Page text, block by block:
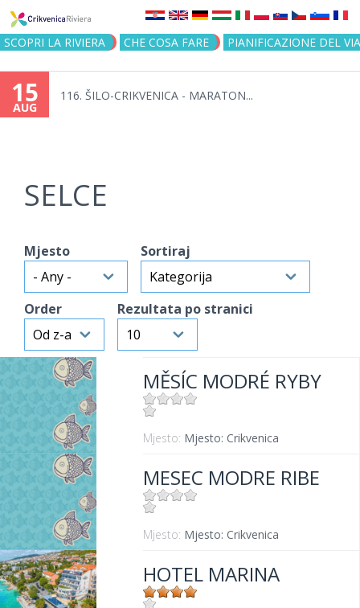
Jump to navigation
SCOPRI LA RIVIERA CHE COSA FARE PIANIFICAZIONE DEL
15
AUG
116. ŠILO-CRIKVENICA - MARATON...
SELCE
Mjesto Sortiraj
Order Rezultata po stranici
MĚSÍC MODRÉ RYBY
Mjesto: Mjesto: Crikvenica
MESEC MODRE RIBE
Mjesto: Mjesto: Crikvenica
HOTEL MARINA